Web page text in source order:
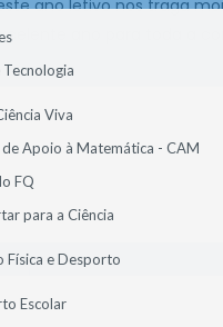
Tecnologia
Viva
Apoio à Matemática - CAM
FQ
para a Ciência
Física e Desporto
Escolar
ano letivo nos traga
ano para toda a
.pdf, 456 KB